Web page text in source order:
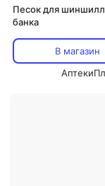
Песок для шиншилл
банка
В магазин